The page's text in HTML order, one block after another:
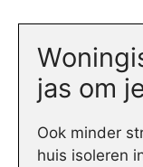
jas om
Ook minder
huis isoleren